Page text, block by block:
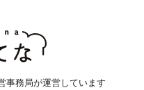
事務局が運営しています